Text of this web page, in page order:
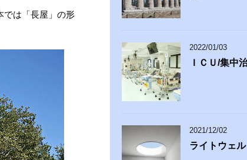
では「長屋」の形
2022/01/03
ＩＣＵ/集中
2021/12/02
ライトウェル